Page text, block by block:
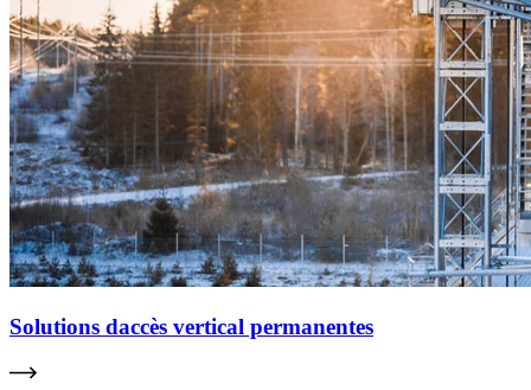
Solutions daccès vertical permanentes